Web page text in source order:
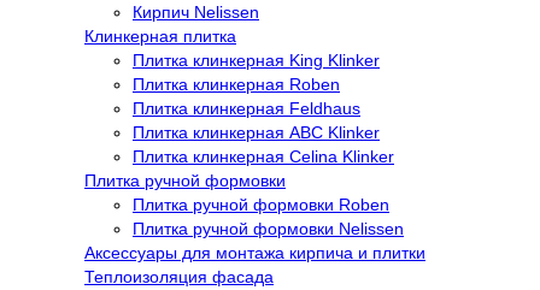
Кирпич Nelissen
Клинкерная плитка
Плитка клинкерная King Klinker
Плитка клинкерная Roben
Плитка клинкерная Feldhaus
Плитка клинкерная ABC Klinker
Плитка клинкерная Celina Klinker
Плитка ручной формовки
Плитка ручной формовки Roben
Плитка ручной формовки Nelissen
Аксессуары для монтажа кирпича и плитки
Теплоизоляция фасада